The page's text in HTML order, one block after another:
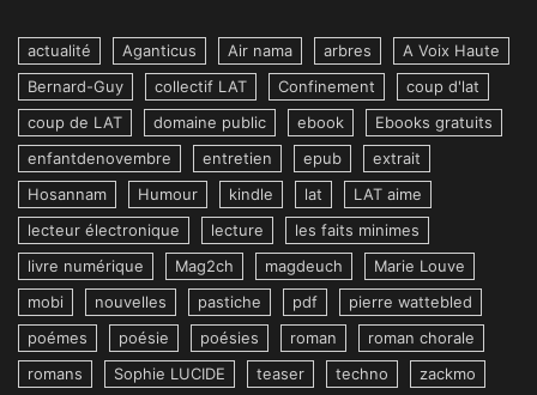
actualité Aganticus Air nama arbres
A Voix Haute
Bernard-Guy
collectif LAT Confinement
coup d'lat
coup de LAT
domaine public ebook
Ebooks gratuits
enfantdenovembre
entretien epub
extrait
Hosannam
Humour kindle lat
LAT aime
lecteur électronique
lecture
les faits minimes
livre numérique
Mag2ch magdeuch
Marie Louve
mobi
nouvelles pastiche pdf
pierre wattebled
poémes
poésie poésies roman
roman chorale
romans
Sophie LUCIDE teaser techno
zackmo